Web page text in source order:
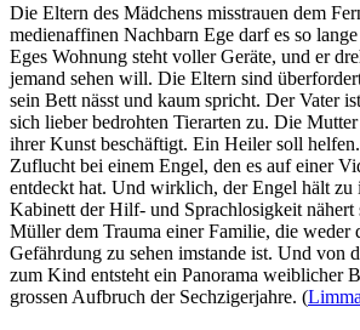
Die Eltern des Mädchens misstrauen dem
medienaffinen Nachbarn Ege darf es so
Eges Wohnung steht voller Geräte, und er
jemand sehen will. Die Eltern sind
sein Bett nässt und kaum spricht. Der Vater
sich lieber bedrohten Tierarten zu. Die
ihrer Kunst beschäftigt. Ein Heiler soll
Zuflucht bei einem Engel, den es auf einer
entdeckt hat. Und wirklich, der Engel hält zu
Kabinett der Hilf- und Sprachlosigkeit nähert
Müller dem Trauma einer Familie, die weder
Gefährdung zu sehen imstande ist. Und von
zum Kind entsteht ein Panorama weiblicher
grossen Aufbruch der Sechzigerjahre. (